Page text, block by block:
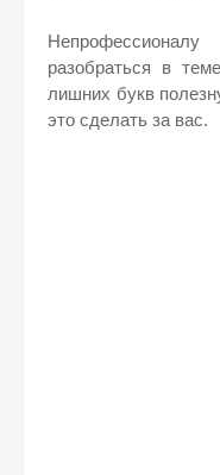
разобраться в
лишних букв
это сделать за вас.